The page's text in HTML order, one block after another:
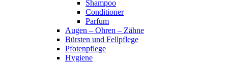
Shampoo
Conditioner
Parfum
Augen – Ohren – Zähne
Bürsten und Fellpflege
Pfotenpflege
Hygiene